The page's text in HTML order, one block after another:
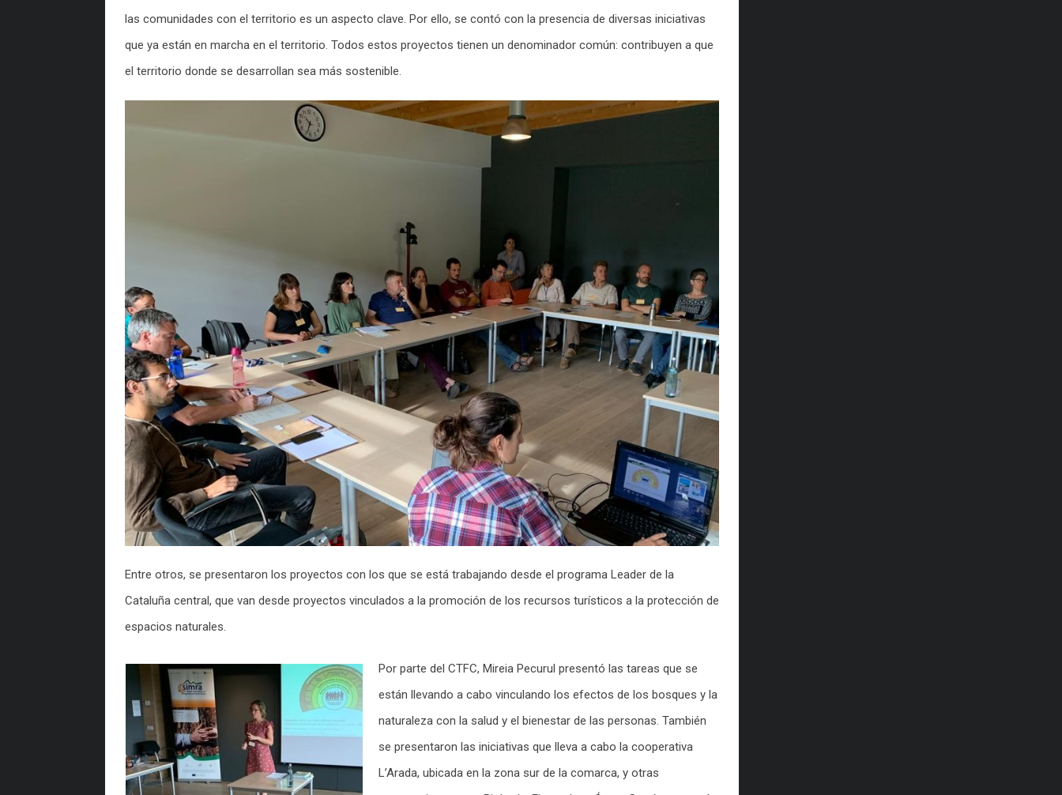
las comunidades con el territorio es un aspecto clave. Por ello, se contó con la presencia de diversas iniciativas
que ya están en marcha en el territorio. Todos estos proyectos tienen un denominador común: contribuyen a que
el territorio donde se desarrollan sea más sostenible.
Entre otros, se presentaron los proyectos con los que se está trabajando desde el programa Leader de la
Cataluña central, que van desde proyectos vinculados a la promoción de los recursos turísticos a la protección de
espacios naturales.
Por parte del CTFC, Mireia Pecurul presentó las tareas que se
están llevando a cabo vinculando los efectos de los bosques y la
naturaleza con la salud y el bienestar de las personas. También
se presentaron las iniciativas que lleva a cabo la cooperativa
L’Arada, ubicada en la zona sur de la comarca, y otras